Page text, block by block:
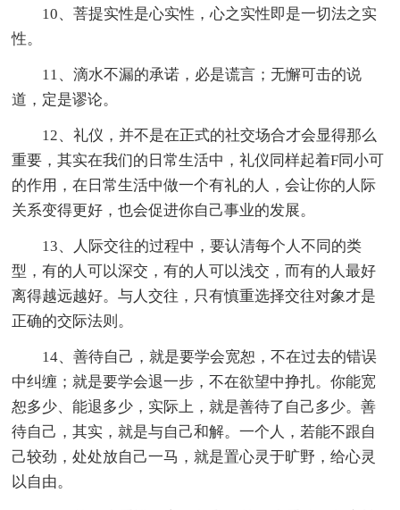
10、菩提实性是心实性，心之实性即是一切法之实
性。
11、滴水不漏的承诺，必是谎言；无懈可击的说
道，定是谬论。
12、礼仪，并不是在正式的社交场合才会显得那么
重要，其实在我们的日常生活中，礼仪同样起着F同小可
的作用，在日常生活中做一个有礼的人，会让你的人际
关系变得更好，也会促进你自己事业的发展。
13、人际交往的过程中，要认清每个人不同的类
型，有的人可以深交，有的人可以浅交，而有的人最好
离得越远越好。与人交往，只有慎重选择交往对象才是
正确的交际法则。
14、善待自己，就是要学会宽恕，不在过去的错误
中纠缠；就是要学会退一步，不在欲望中挣扎。你能宽
恕多少、能退多少，实际上，就是善待了自己多少。善
待自己，其实，就是与自己和解。一个人，若能不跟自
己较劲，处处放自己一马，就是置心灵于旷野，给心灵
以自由。